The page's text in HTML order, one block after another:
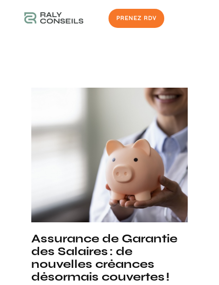
PRENEZ RDV
Assurance de Garantie
des Salaires : de
nouvelles créances
désormais couvertes !